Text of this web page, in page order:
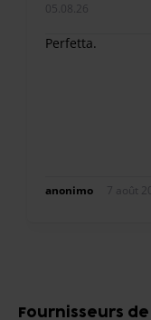
05.08.26
Perfetta.
anonimo 7 août
Fournisseurs